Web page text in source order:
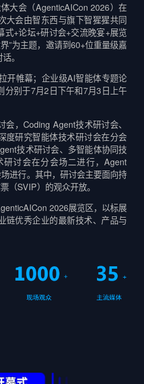
大会（AgenticAICon 2026）在
大会由智东西与旗下智猩猩共同
式+论坛+研讨会+交流晚宴+展览
”为主题，邀请到60+位重量级嘉
。
开帷幕；企业级AI智能体专题论
分别于7月2日下午和7月3日上午
，Coding Agent技术研讨会、
度研究智能体技术研讨会在分会
技术研讨会、多智能体协同技
讨会在分会场二进行，Agent
进行。其中，研讨会主要面向持
（SVIP）的观众开放。
2026展览区，以标展
链优秀企业的最新技术、产品与